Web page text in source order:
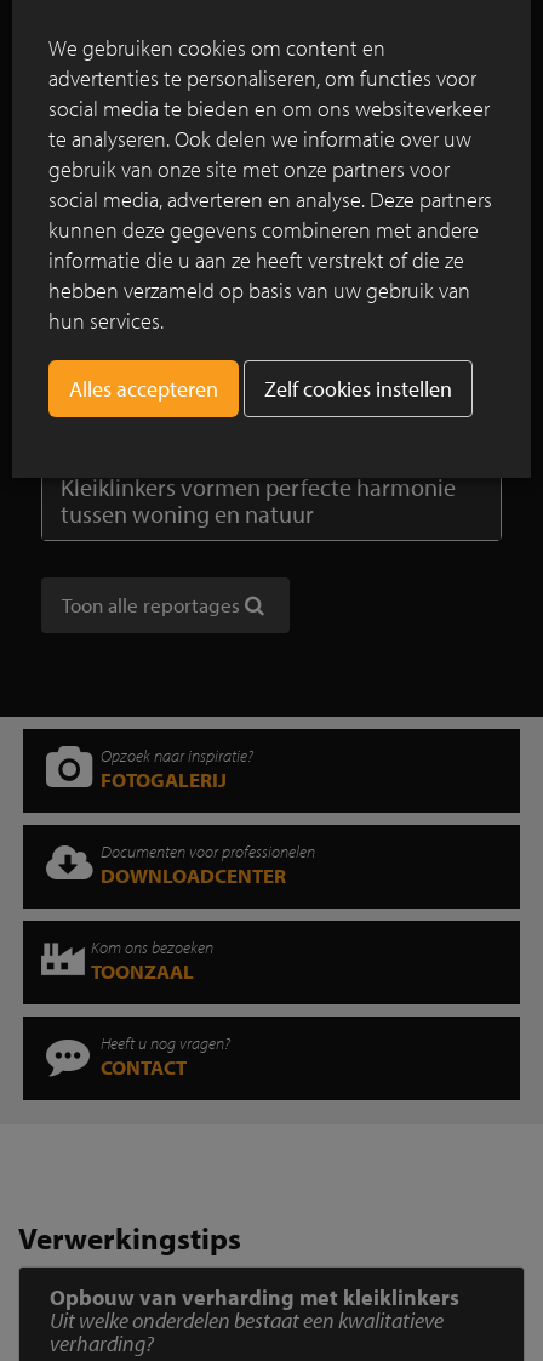
directe en weidse omgeving van de westhoek.
Lees verder
Sfeervolle tuin met open karakter mede
dankzij Lava kleiklinkers
Naarden-Vesting krijgt fraaiere uitstraling
Herinrichting met straatbakstenen in
historisch centrum Utrecht
Kleiklinkers vormen perfecte harmonie
tussen woning en natuur
Toon alle reportages
Opzoek naar inspiratie?
FOTOGALERIJ
Documenten voor professionelen
DOWNLOADCENTER
Kom ons bezoeken
TOONZAAL
Heeft u nog vragen?
CONTACT
Verwerkingstips
Opbouw van verharding met kleiklinkers
Uit welke onderdelen bestaat een kwalitatieve
verharding?
We gebruiken cookies om content en
advertenties te personaliseren, om functies voor
social media te bieden en om ons websiteverkeer
te analyseren. Ook delen we informatie over uw
gebruik van onze site met onze partners voor
social media, adverteren en analyse. Deze partners
kunnen deze gegevens combineren met andere
informatie die u aan ze heeft verstrekt of die ze
hebben verzameld op basis van uw gebruik van
hun services.
Zelf cookies instellen